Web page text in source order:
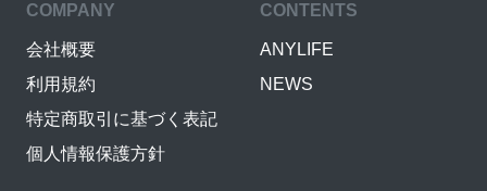
COMPANY
会社概要
利用規約
特定商取引に基づく表記
個人情報保護方針
CONTENTS
ANYLIFE
NEWS